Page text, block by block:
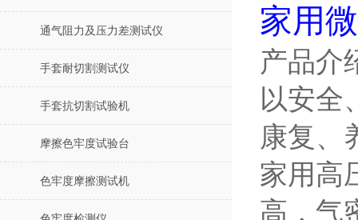
通气阻力及压力差测试仪
手套耐切割测试仪
手套抗切割试验机
摩擦色牢度试验台
色牢度摩擦测试机
家用
产品介
以安全
康复、
家用高
高，气